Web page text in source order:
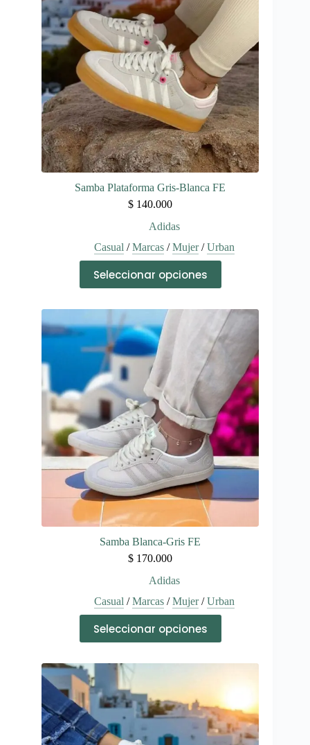
Samba Plataforma Gris-Blanca FE
$ 140.000
Adidas
Casual /Marcas/Mujer/Urban
Seleccionar opciones
producto
tiene
variantes.
Las
opciones
se
pueden
elegir
en
la
página
de
producto
Samba Blanca-Gris FE
$ 170.000
Adidas
Casual /Marcas/Mujer/Urban
Seleccionar opciones
producto
tiene
opciones
se
pueden
elegir